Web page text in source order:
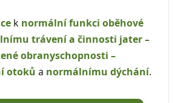
k normální funkci oběhové
trávení a činnosti jater –
obranyschopnosti –
otoků a normálnímu dýchání.